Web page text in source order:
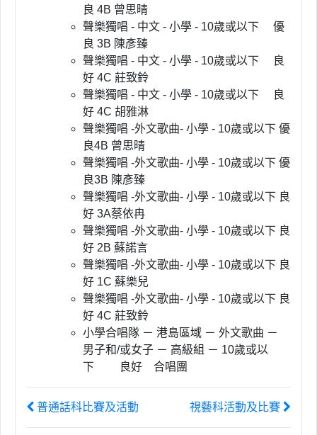
良 4B 曾思晴
聲樂獨唱 - 中文 - 小學 - 10歲或以下 優
良 3B 陳彥臻
聲樂獨唱 - 中文 - 小學 - 10歲或以下 良
好 4C 莊致鈴
聲樂獨唱 - 中文 - 小學 - 10歲或以下 良
好 4C 胡雅淋
聲樂獨唱 -外文歌曲- 小學 - 10歲或以下 優
良4B 曾思晴
聲樂獨唱 -外文歌曲- 小學 - 10歲或以下 優
良3B 陳彥臻
聲樂獨唱 -外文歌曲- 小學 - 10歲或以下 良
好 3A蔡依冉
聲樂獨唱 -外文歌曲- 小學 - 10歲或以下 良
好 2B 蘇諾言
聲樂獨唱 -外文歌曲- 小學 - 10歲或以下 良
好 1C 蘇樂兒
聲樂獨唱 -外文歌曲- 小學 - 10歲或以下 良
好 4C 莊致鈴
小學合唱隊 － 港島區域 － 外文歌曲 －
男子和/或女子 － 高級組 － 10歲或以
下 良好 合唱團
普通話科比賽及活動 視藝科活動及比賽